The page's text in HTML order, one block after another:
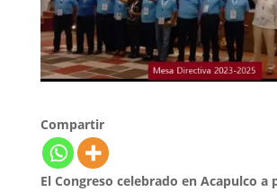
Compartir
El Congreso celebrado en Acapulco a